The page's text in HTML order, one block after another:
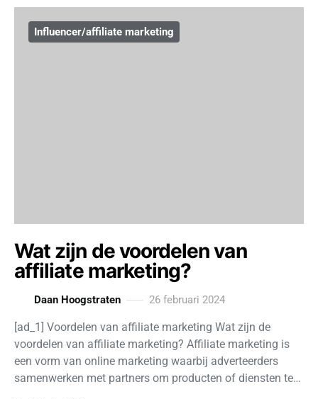
Influencer/affiliate marketing
Wat zijn de voordelen van
affiliate marketing?
Daan Hoogstraten 26 februari 2024
[ad_1] Voordelen van affiliate marketing Wat zijn de
voordelen van affiliate marketing? Affiliate marketing is
een vorm van online marketing waarbij adverteerders
samenwerken met partners om producten of diensten te…